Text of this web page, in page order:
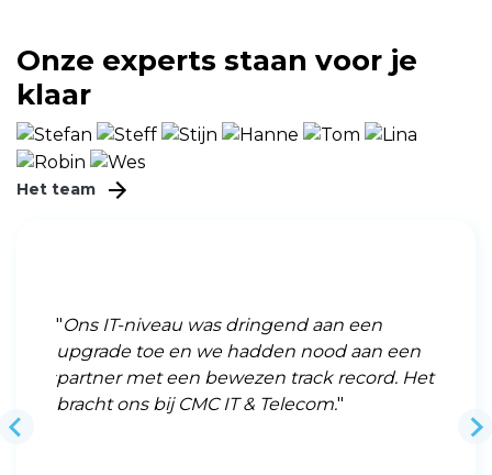
Onze experts staan voor je
klaar
Het team
een
aan een
record. Het
Aan de top van verpakkingstechnologie
op wereldniveau staat Arodo. Het resultaat
van +30 jaar investeren in kennis,
en mensen. Met de focus op innovatie en